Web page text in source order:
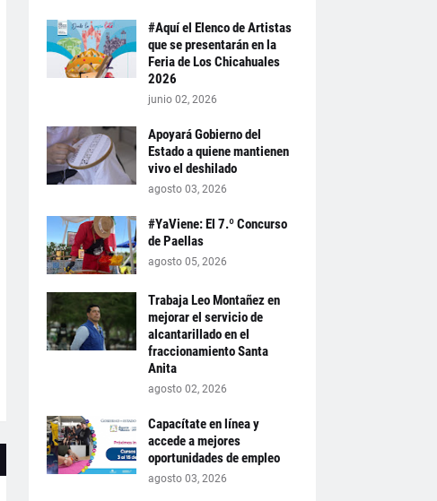
#Aquí el Elenco de Artistas
que se presentarán en la
Feria de Los Chicahuales
2026
junio 02, 2026
Apoyará Gobierno del
Estado a quiene mantienen
vivo el deshilado
agosto 03, 2026
#YaViene: El 7.º Concurso
de Paellas
agosto 05, 2026
Trabaja Leo Montañez en
mejorar el servicio de
alcantarillado en el
fraccionamiento Santa
Anita
agosto 02, 2026
Capacítate en línea y
accede a mejores
oportunidades de empleo
agosto 03, 2026